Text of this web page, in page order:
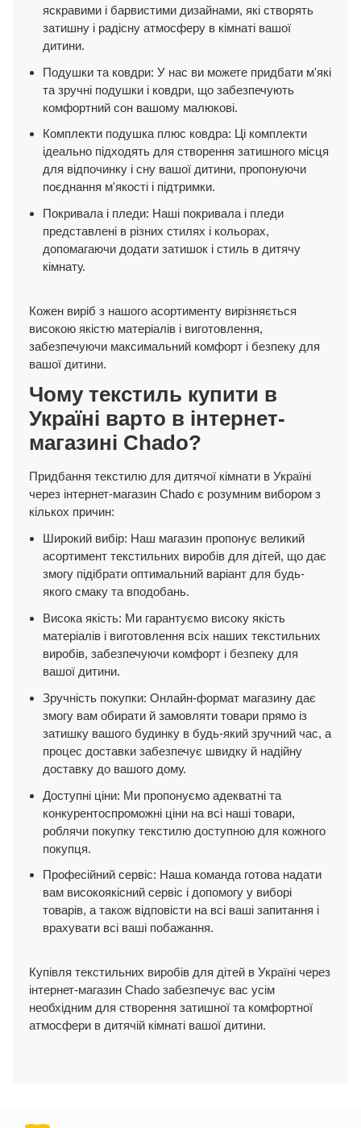
яскравими і барвистими дизайнами, які створять
затишну і радісну атмосферу в кімнаті вашої
дитини.
Подушки та ковдри: У нас ви можете придбати м'які
та зручні подушки і ковдри, що забезпечують
комфортний сон вашому малюкові.
Комплекти подушка плюс ковдра: Ці комплекти
ідеально підходять для створення затишного місця
для відпочинку і сну вашої дитини, пропонуючи
поєднання м'якості і підтримки.
Покривала і пледи: Наші покривала і пледи
представлені в різних стилях і кольорах,
допомагаючи додати затишок і стиль в дитячу
кімнату.
Кожен виріб з нашого асортименту вирізняється
високою якістю матеріалів і виготовлення,
забезпечуючи максимальний комфорт і безпеку для
вашої дитини.
Чому текстиль купити в
Україні варто в інтернет-
магазині Chado?
Придбання текстилю для дитячої кімнати в Україні
через інтернет-магазин Chado є розумним вибором з
кількох причин:
Широкий вибір: Наш магазин пропонує великий
асортимент текстильних виробів для дітей, що дає
змогу підібрати оптимальний варіант для будь-
якого смаку та вподобань.
Висока якість: Ми гарантуємо високу якість
матеріалів і виготовлення всіх наших текстильних
виробів, забезпечуючи комфорт і безпеку для
вашої дитини.
Зручність покупки: Онлайн-формат магазину дає
змогу вам обирати й замовляти товари прямо із
затишку вашого будинку в будь-який зручний час, а
процес доставки забезпечує швидку й надійну
доставку до вашого дому.
Доступні ціни: Ми пропонуємо адекватні та
конкурентоспроможні ціни на всі наші товари,
роблячи покупку текстилю доступною для кожного
покупця.
Професійний сервіс: Наша команда готова надати
вам високоякісний сервіс і допомогу у виборі
товарів, а також відповісти на всі ваші запитання і
врахувати всі ваші побажання.
Купівля текстильних виробів для дітей в Україні через
інтернет-магазин Chado забезпечує вас усім
необхідним для створення затишної та комфортної
атмосфери в дитячій кімнаті вашої дитини.